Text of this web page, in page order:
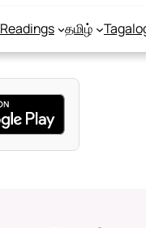
Readings தமிழ்